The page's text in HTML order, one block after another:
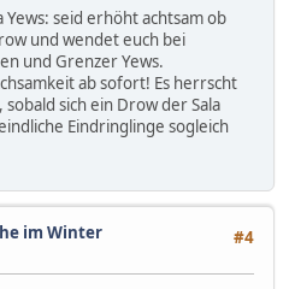
seid erhöht achtsam ob
und wendet euch bei
und Grenzer Yews.
ab sofort! Es herrscht
sich ein Drow der Sala
Eindringlinge sogleich
#4
im Winter